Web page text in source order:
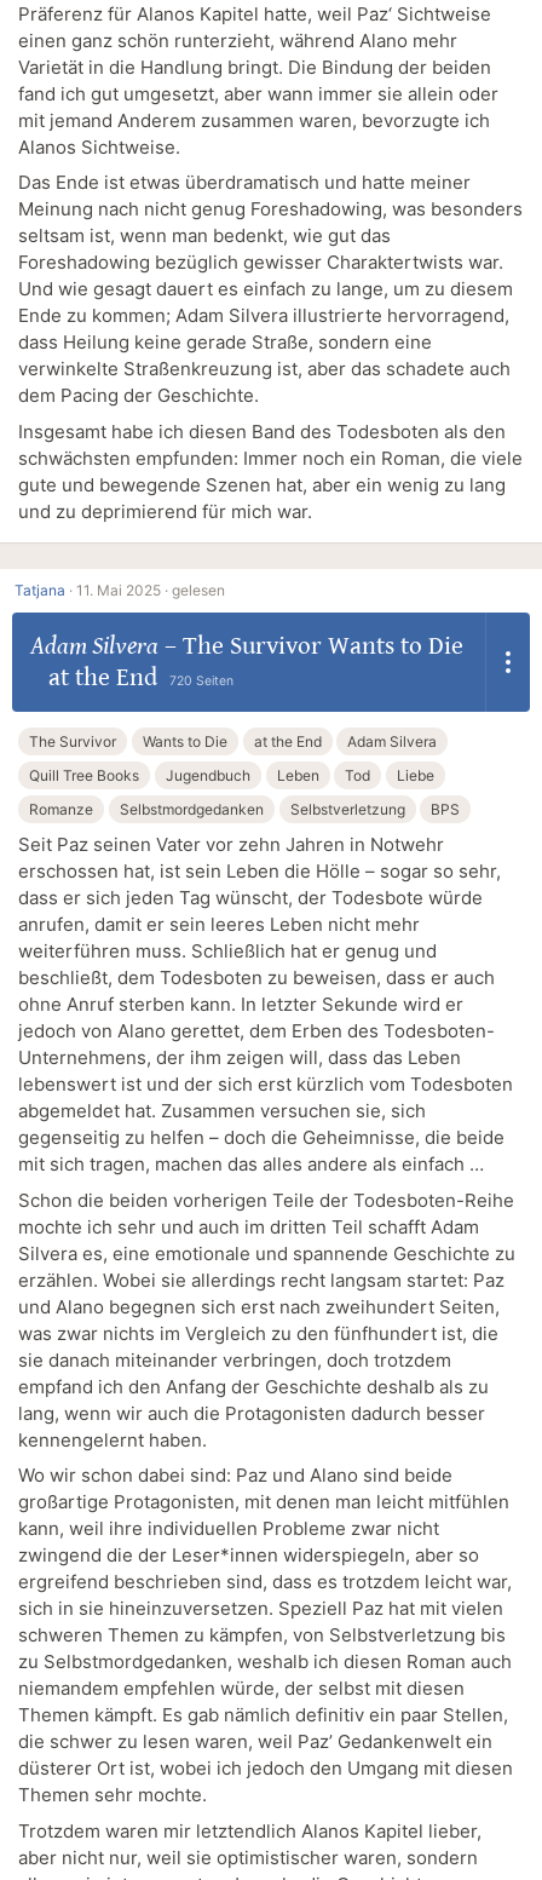
Präferenz für Alanos Kapitel hatte, weil Paz‘ Sichtweise
einen ganz schön runterzieht, während Alano mehr
Varietät in die Handlung bringt. Die Bindung der beiden
fand ich gut umgesetzt, aber wann immer sie allein oder
mit jemand Anderem zusammen waren, bevorzugte ich
Alanos Sichtweise.
Das Ende ist etwas überdramatisch und hatte meiner
Meinung nach nicht genug Foreshadowing, was besonders
seltsam ist, wenn man bedenkt, wie gut das
Foreshadowing bezüglich gewisser Charaktertwists war.
Und wie gesagt dauert es einfach zu lange, um zu diesem
Ende zu kommen; Adam Silvera illustrierte hervorragend,
dass Heilung keine gerade Straße, sondern eine
verwinkelte Straßenkreuzung ist, aber das schadete auch
dem Pacing der Geschichte.
Insgesamt habe ich diesen Band des Todesboten als den
schwächsten empfunden: Immer noch ein Roman, die viele
gute und bewegende Szenen hat, aber ein wenig zu lang
und zu deprimierend für mich war.
Tatjana · 11. Mai 2025 · gelesen
Adam Silvera – The Survivor Wants to Die
at the End
720 Seiten
The Survivor Wants to Die at the End
Adam Silvera
Quill Tree Books
Jugendbuch Leben Tod
Liebe
Romanze
Selbstmordgedanken Selbstverletzung BPS
Seit Paz seinen Vater vor zehn Jahren in Notwehr
erschossen hat, ist sein Leben die Hölle – sogar so sehr,
dass er sich jeden Tag wünscht, der Todesbote würde
anrufen, damit er sein leeres Leben nicht mehr
weiterführen muss. Schließlich hat er genug und
beschließt, dem Todesboten zu beweisen, dass er auch
ohne Anruf sterben kann. In letzter Sekunde wird er
jedoch von Alano gerettet, dem Erben des Todesboten-
Unternehmens, der ihm zeigen will, dass das Leben
lebenswert ist und der sich erst kürzlich vom Todesboten
abgemeldet hat. Zusammen versuchen sie, sich
gegenseitig zu helfen – doch die Geheimnisse, die beide
mit sich tragen, machen das alles andere als einfach …
Schon die beiden vorherigen Teile der Todesboten-Reihe
mochte ich sehr und auch im dritten Teil schafft Adam
Silvera es, eine emotionale und spannende Geschichte zu
erzählen. Wobei sie allerdings recht langsam startet: Paz
und Alano begegnen sich erst nach zweihundert Seiten,
was zwar nichts im Vergleich zu den fünfhundert ist, die
sie danach miteinander verbringen, doch trotzdem
empfand ich den Anfang der Geschichte deshalb als zu
lang, wenn wir auch die Protagonisten dadurch besser
kennengelernt haben.
Wo wir schon dabei sind: Paz und Alano sind beide
großartige Protagonisten, mit denen man leicht mitfühlen
kann, weil ihre individuellen Probleme zwar nicht
zwingend die der Leser*innen widerspiegeln, aber so
ergreifend beschrieben sind, dass es trotzdem leicht war,
sich in sie hineinzuversetzen. Speziell Paz hat mit vielen
schweren Themen zu kämpfen, von Selbstverletzung bis
zu Selbstmordgedanken, weshalb ich diesen Roman auch
niemandem empfehlen würde, der selbst mit diesen
Themen kämpft. Es gab nämlich definitiv ein paar Stellen,
die schwer zu lesen waren, weil Paz’ Gedankenwelt ein
düsterer Ort ist, wobei ich jedoch den Umgang mit diesen
Themen sehr mochte.
Trotzdem waren mir letztendlich Alanos Kapitel lieber,
aber nicht nur, weil sie optimistischer waren, sondern